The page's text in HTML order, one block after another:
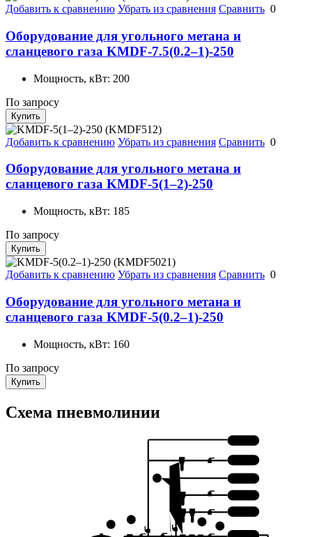
Добавить к сравнению Убрать из сравнения Сравнить 0
Оборудование для угольного метана и
сланцевого газа KMDF-7.5(0.2–1)-250
Мощность, кВт: 200
По запросу
Купить
Добавить к сравнению Убрать из сравнения Сравнить 0
Оборудование для угольного метана и
сланцевого газа KMDF-5(1–2)-250
Мощность, кВт: 185
По запросу
Купить
Добавить к сравнению Убрать из сравнения Сравнить 0
Оборудование для угольного метана и
сланцевого газа KMDF-5(0.2–1)-250
Мощность, кВт: 160
По запросу
Купить
Схема пневмолинии
10